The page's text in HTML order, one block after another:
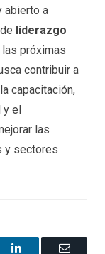
abierto a
liderazgo
próximas
contribuir a
capacitación,
y el
las
y sectores
LinkedIn Email